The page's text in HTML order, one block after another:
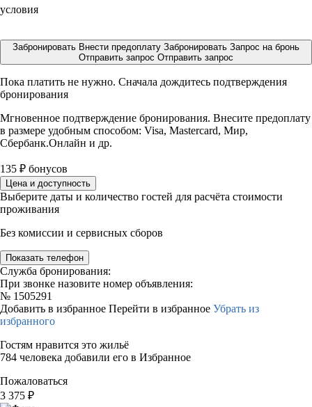
условия
Забронировать Внести предоплату Забронировать Запрос на бронь
Отправить запрос Отправить запрос
Пока платить не нужно. Сначала дождитесь подтверждения
бронирования
Мгновенное подтверждение бронирования. Внесите предоплату
в размере удобным способом: Visa, Mastercard, Мир,
Сбербанк.Онлайн и др.
135 ₽ бонусов
Цена и доступность
Выберите даты и количество гостей для расчёта стоимости
проживания
Без комиссии и сервисных сборов
Показать телефон
Служба бронирования:
При звонке назовите номер объявления:
№ 1505291
Добавить в избранное Перейти в избранное Убрать из
избранного
Гостям нравится это жильё
784 человека добавили его в Избранное
Пожаловаться
3 375 ₽